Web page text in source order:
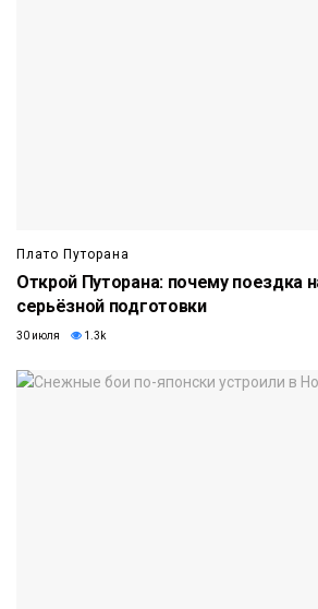
Плато Путорана
Открой Путорана: почему поездка
серьёзной подготовки
30 июля 1.3k